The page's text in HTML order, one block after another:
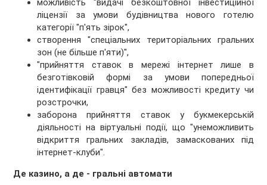
можливість "видачі безкоштовної інвестиційної
ліцензії за умови будівництва нового готелю
категорії "п'ять зірок",
створення "спеціальних територіальних гральних
зон (не більше п'яти)",
"прийняття ставок в мережі інтернет лише в
безготівковій формі за умови попередньої
ідентифікації гравця" без можливості кредиту чи
розстрочки,
заборона прийняття ставок у букмекерській
діяльності на віртуальні події, що "унеможливить
відкриття гральних закладів, замаскованих під
інтернет-клуби".
Де казино, а де - гральні автомати